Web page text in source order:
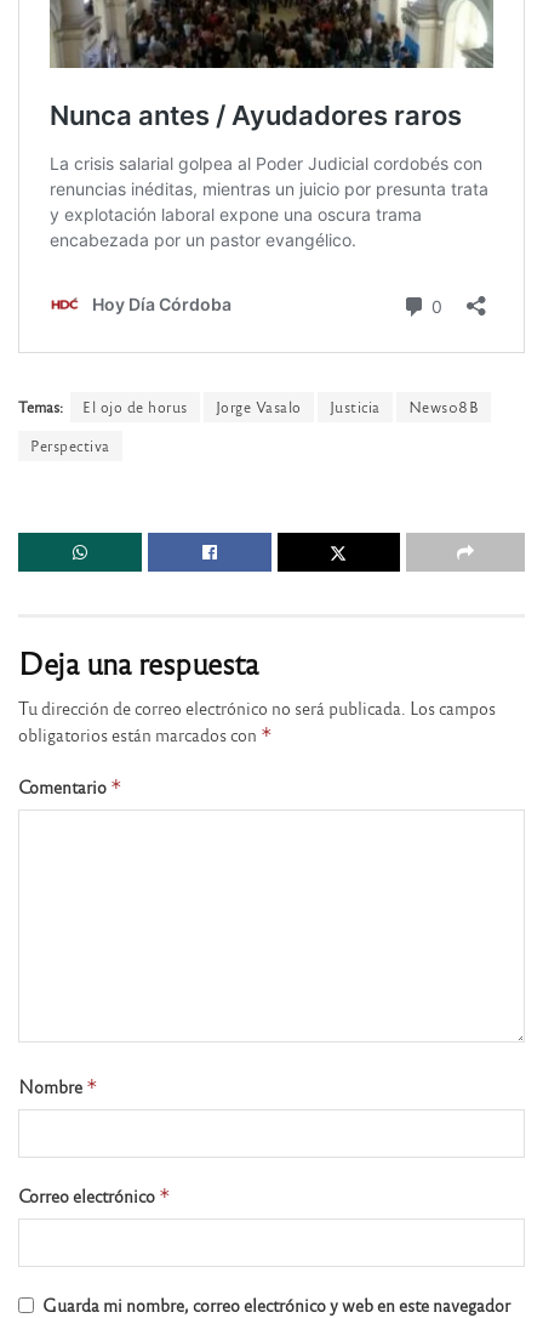
Temas: El ojo de horus Jorge Vasalo Justicia
News08B
Perspectiva
Deja una respuesta
Tu dirección de correo electrónico no será publicada. Los campos
obligatorios están marcados con *
Comentario *
Nombre *
Correo electrónico *
Guarda mi nombre, correo electrónico y web en este navegador